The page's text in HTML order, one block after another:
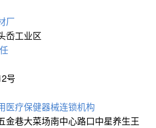
厂
岙工业区
号
医疗保健器械连锁机构
金巷大菜场南中心路口中星养生王